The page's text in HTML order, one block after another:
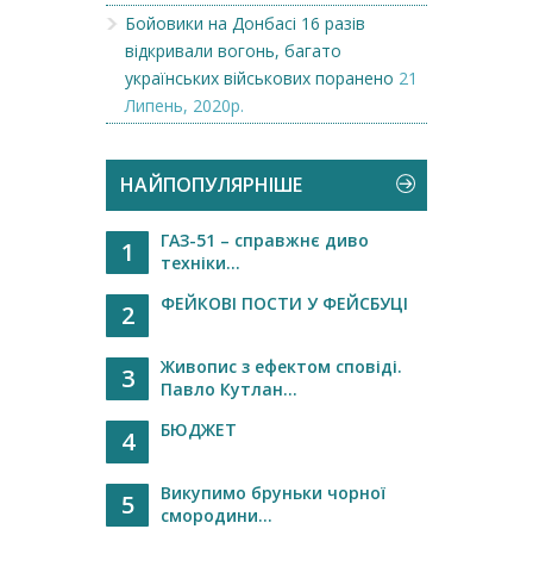
Бойовики на Донбасі 16 разів
відкривали вогонь, багато
українських військових поранено 21
Липень, 2020р.
НАЙПОПУЛЯРНІШЕ
1
ГАЗ-51 – справжнє диво
техніки...
2 ФЕЙКОВІ ПОСТИ У ФЕЙСБУЦІ
3
Живопис з ефектом сповіді.
Павло Кутлан...
4 БЮДЖЕТ
5
Викупимо бруньки чорної
смородини...